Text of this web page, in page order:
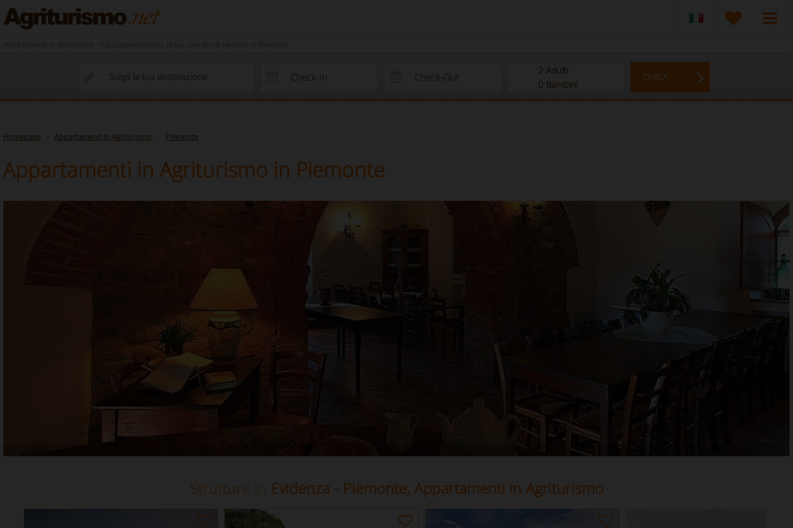
Appartamenti in Agriturismo - il tuo appartamento, la tua casa per le vacanze in Piemonte
2 Adulti
0 Bambini
CERCA
Homepage Appartamenti In Agriturismo Piemonte
Appartamenti in Agriturismo in Piemonte
Strutture in Evidenza - Piemonte, Appartamenti in Agriturismo